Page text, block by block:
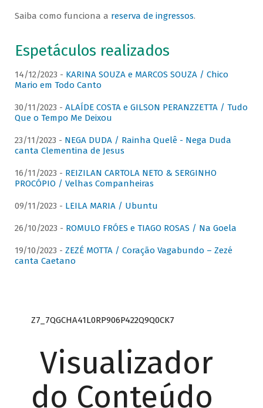
Saiba como funciona a reserva de ingressos.
Espetáculos realizados
14/12/2023 - KARINA SOUZA e MARCOS SOUZA / Chico
Mario em Todo Canto
30/11/2023 - ALAÍDE COSTA e GILSON PERANZZETTA / Tudo
Que o Tempo Me Deixou
23/11/2023 - NEGA DUDA / Rainha Quelê - Nega Duda
canta Clementina de Jesus
16/11/2023 - REIZILAN CARTOLA NETO & SERGINHO
PROCÓPIO / Velhas Companheiras
09/11/2023 - LEILA MARIA / Ubuntu
26/10/2023 - ROMULO FRÓES e TIAGO ROSAS / Na Goela
19/10/2023 - ZEZÉ MOTTA / Coração Vagabundo – Zezé
canta Caetano
Z7_7QGCHA41L0RP906P422Q9Q0CK7
Visualizador
do Conteúdo